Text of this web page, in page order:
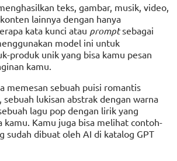
teks, gambar, musik, video,
lainnya dengan hanya
kata kunci atau promptsebagai
model ini untuk
produk unik yang bisa kamu pesan
kamu.
memesan sebuah puisi romantis
lukisan abstrak dengan warna
lagu pop dengan lirik yang
kamu. Kamu juga bisa melihat contoh-
sudah dibuat oleh AI di katalog GPT